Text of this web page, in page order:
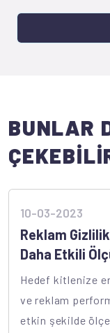
BUNLAR
10-03-2023
Reklam
Daha Etkili
Hedef kitlenize
ve reklam
etkin şekilde